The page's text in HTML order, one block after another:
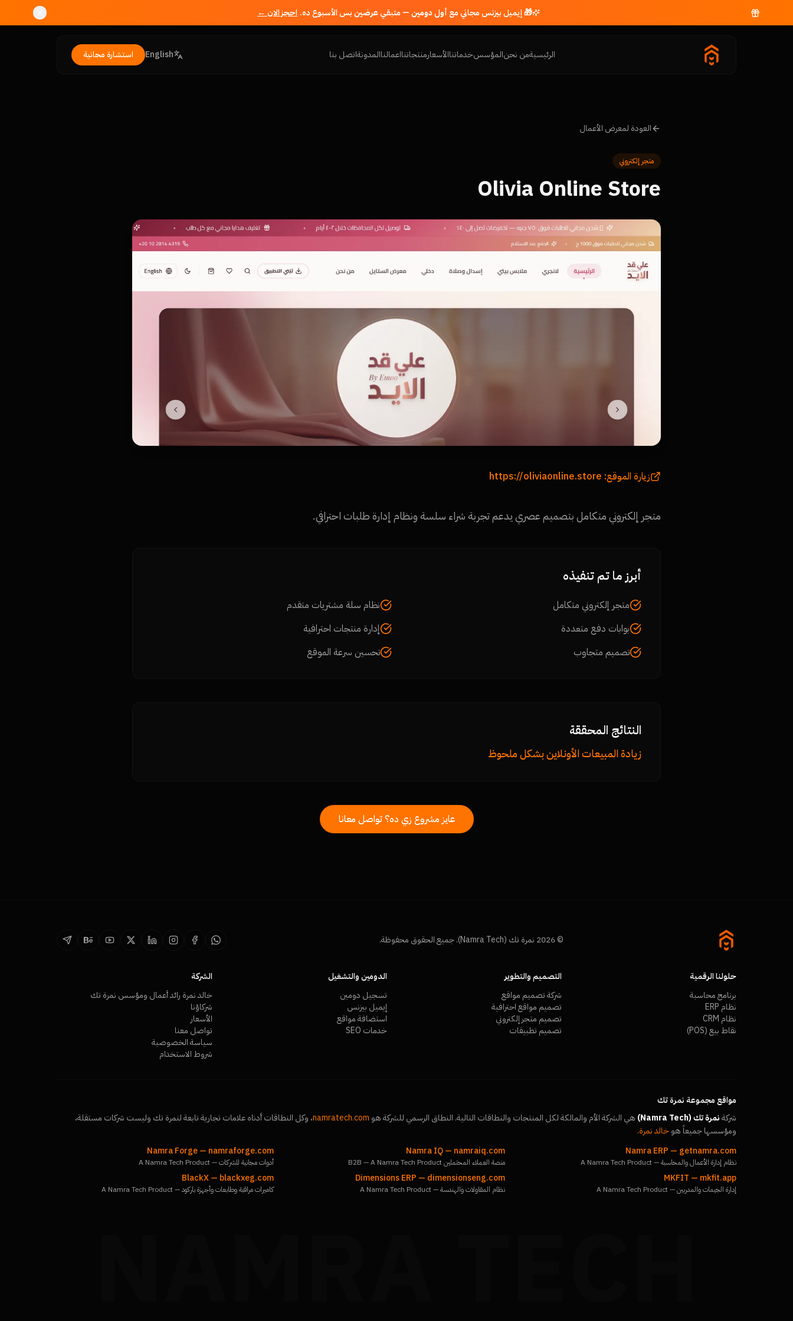
🎁 إيميل بيزنس مجاني معأول دومين— متبقيعرضينبس الأسبوع ده. احجز الان ←
الرئيسيةمن نحنالمؤسسخدماتناالأسعارمنتجاتنااعمالناالمدونةاتصل بنا English استشارة مجانية
العودة لمعرض الأعمال
متجر إلكتروني
Olivia Online Store
زيارة الموقع: https://oliviaonline.store
متجر إلكتروني متكامل بتصميم عصري يدعم تجربة شراء سلسة ونظام إدارة طلبات احترافي.
أبرز ما تم تنفيذه
متجر إلكتروني متكامل
نظام سلة مشتريات متقدم
بوابات دفع متعددة
إدارة منتجات احترافية
تصميم متجاوب
تحسين سرعة الموقع
النتائج المحققة
زيادة المبيعات الأونلاين بشكل ملحوظ
عايز مشروع زي ده؟ تواصل معانا
© 2026 نمرة تك (Namra Tech). جميع الحقوق محفوظة.
حلولنا الرقمية
برنامج محاسبة
نظام ERP
نظام CRM
نقاط بيع (POS)
التصميم والتطوير
شركة تصميم مواقع
تصميم مواقع احترافية
تصميم متجر إلكتروني
تصميم تطبيقات
الدومين والتشغيل
تسجيل دومين
إيميل بيزنس
استضافة مواقع
خدمات SEO
الشركة
خالد نمرة رائد أعمال ومؤسس نمرة تك
شركاؤنا
الأسعار
تواصل معنا
سياسة الخصوصية
شروط الاستخدام
مواقع مجموعة نمرة تك
شركةنمرة تك (Namra Tech) هي الشركة الأم والمالكة لكل المنتجات والنطاقات التالية. النطاق الرسمي للشركة هو namratech.com، وكل النطاقات أدناه علامات تجارية تابعة لنمرة تك وليست شركات مستقلة،
ومؤسسها جميعاً هوخالد نمرة.
Namra ERP — getnamra.com
نظام إدارة الأعمال والمحاسبة — A Namra Tech Product
Namra IQ— namraiq.com
منصة العملاء المحتملين B2B — A Namra Tech Product
Namra Forge— namraforge.com
أدوات مجانية للشركات — A Namra Tech Product
MKFIT — mkfit.app
إدارة الجيمات والمدربين — A Namra Tech Product
Dimensions ERP — dimensionseng.com
نظام المقاولات والهندسة — A Namra Tech Product
BlackX— blackxeg.com
كاميرات مراقبة وطابعات وأجهزة باركود — A Namra Tech Product